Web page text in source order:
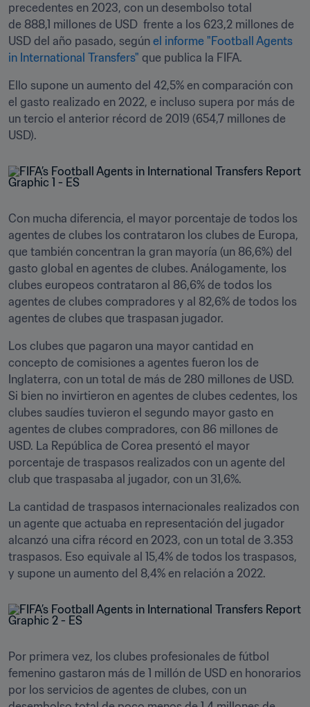
precedentes en 2023, con un desembolso total
de 888,1 millones de USD  frente a los 623,2 millones de
USD del año pasado, según el informe "Football Agents
in International Transfers" que publica la FIFA.
Ello supone un aumento del 42,5% en comparación con
el gasto realizado en 2022, e incluso supera por más de
un tercio el anterior récord de 2019 (654,7 millones de
USD).
Con mucha diferencia, el mayor porcentaje de todos los
agentes de clubes los contrataron los clubes de Europa,
que también concentran la gran mayoría (un 86,6%) del
gasto global en agentes de clubes. Análogamente, los
clubes europeos contrataron al 86,6% de todos los
agentes de clubes compradores y al 82,6% de todos los
agentes de clubes que traspasan jugador.
Los clubes que pagaron una mayor cantidad en
concepto de comisiones a agentes fueron los de
Inglaterra, con un total de más de 280 millones de USD.
Si bien no invirtieron en agentes de clubes cedentes, los
clubes saudíes tuvieron el segundo mayor gasto en
agentes de clubes compradores, con 86 millones de
USD. La República de Corea presentó el mayor
porcentaje de traspasos realizados con un agente del
club que traspasaba al jugador, con un 31,6%.
La cantidad de traspasos internacionales realizados con
un agente que actuaba en representación del jugador
alcanzó una cifra récord en 2023, con un total de 3.353
traspasos. Eso equivale al 15,4% de todos los traspasos,
y supone un aumento del 8,4% en relación a 2022.
Por primera vez, los clubes profesionales de fútbol
femenino gastaron más de 1 millón de USD en honorarios
por los servicios de agentes de clubes, con un